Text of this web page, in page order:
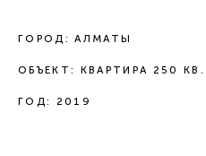
ГОРОД: АЛМАТЫ
ОБЪЕКТ: КВАРТИРА 250
ГОД: 2019